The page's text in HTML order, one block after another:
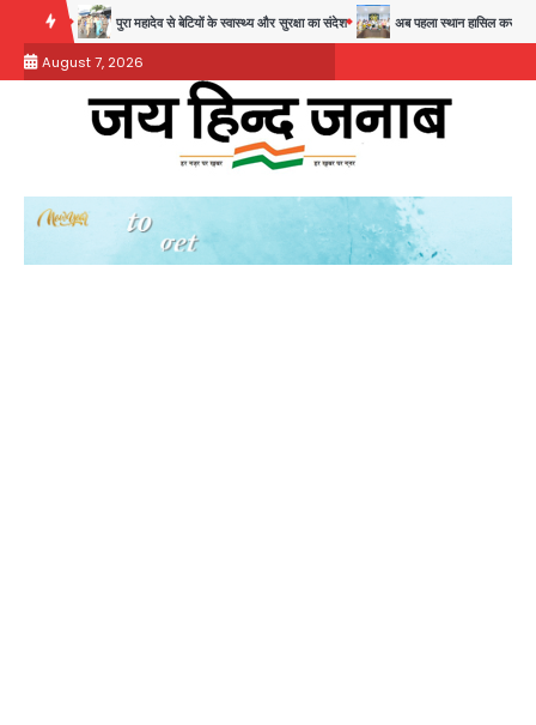
content
पुरा महादेव से बेटियों के स्वास्थ्य और सुरक्षा का संदेश अब पहला स्थान हासिल करना लक्ष्य:
August 7, 2026